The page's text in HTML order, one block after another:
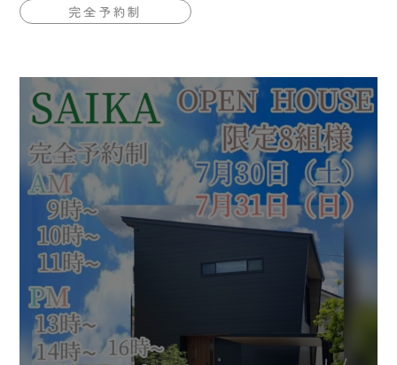
完全予約制